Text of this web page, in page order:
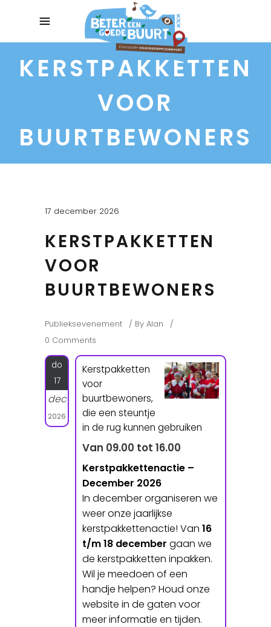
KERSTPAKKETTEN
VOOR
BUURTBEWONERS
17 december 2026
KERSTPAKKETTEN
VOOR
BUURTBEWONERS
Publieksevenement By Alan
0 Comments
do
17
dec
2026
Kerstpakketten
voor
buurtbewoners,
die een steuntje
in de rug kunnen gebruiken
Van 09.00 tot 16.00
Kerstpakkettenactie –
December 2026
In december organiseren we
weer onze jaarlijkse
kerstpakkettenactie! Van 16
t/m 18 december gaan we
de kerstpakketten inpakken.
Wil je meedoen of een
handje helpen? Houd onze
website in de gaten voor
meer informatie en tijden.